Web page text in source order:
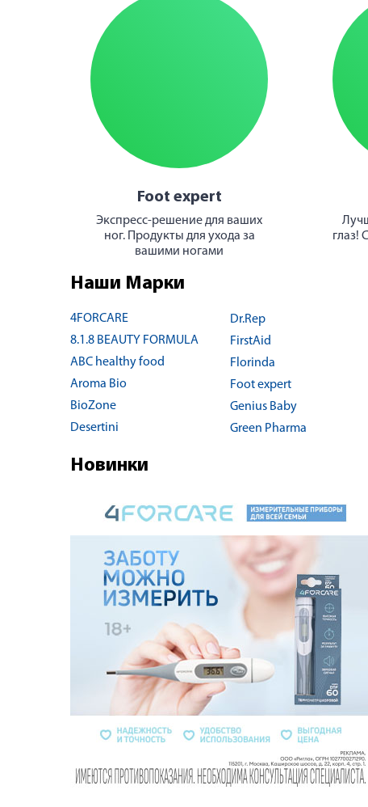
Foot expert
Экспресс-решение для ваших
ног. Продукты для ухода за
вашими ногами
глаз!
Наши Марки
4FORCARE
8.1.8 BEAUTY FORMULA
ABC healthy food
Aroma Bio
BioZone
Desertini
Dr.Rep
FirstAid
Florinda
Foot expert
Genius Baby
Green Pharma
Новинки